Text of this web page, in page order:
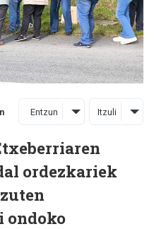
Entzun Itzuli
ordezkariek
ondoko